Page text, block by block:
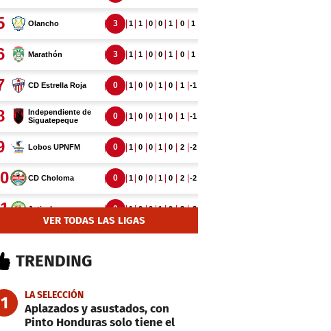
VER TODAS LAS LIGAS
TRENDING
1 LA SELECCIÓN
Aplazados y asustados, con
Pinto Honduras solo tiene el